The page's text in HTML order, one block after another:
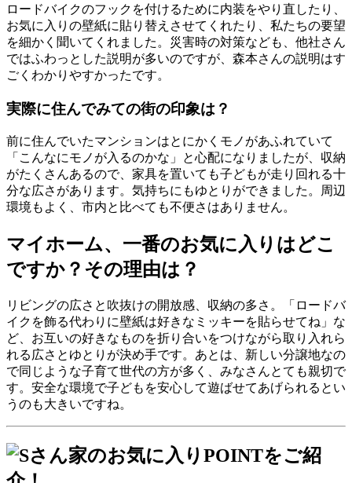
ロードバイクのフックを付けるために内装をやり直したり、
お気に入りの壁紙に貼り替えさせてくれたり、私たちの要望
を細かく聞いてくれました。災害時の対策なども、他社さん
ではふわっとした説明が多いのですが、森本さんの説明はす
ごくわかりやすかったです。
実際に住んでみての街の印象は？
前に住んでいたマンションはとにかくモノがあふれていて
「こんなにモノが入るのかな」と心配になりましたが、収納
がたくさんあるので、家具を置いても子どもが走り回れる十
分な広さがあります。気持ちにもゆとりができました。周辺
環境もよく、市内と比べても不便さはありません。
マイホーム、一番のお気に入りはどこ
ですか？その理由は？
リビングの広さと吹抜けの開放感、収納の多さ。「ロードバ
イクを飾る代わりに壁紙は好きなミッキーを貼らせてね」な
ど、お互いの好きなものを折り合いをつけながら取り入れら
れる広さとゆとりが決め手です。あとは、新しい分譲地なの
で同じような子育て世代の方が多く、みなさんとても親切で
す。安全な環境で子どもを安心して遊ばせてあげられるとい
うのも大きいですね。